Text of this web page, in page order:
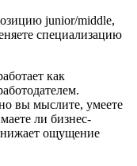
junior/middle,
специализацию
как
вы мыслите, умеете
ли бизнес-
ощущение